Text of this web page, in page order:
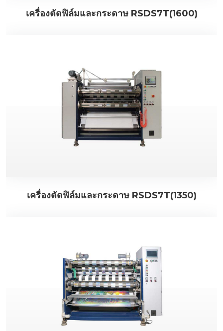
เครื่องตัดฟิล์มและกระดาษ RSDS7T(1600)
เครื่องตัดฟิล์มและกระดาษ RSDS7T(1350)